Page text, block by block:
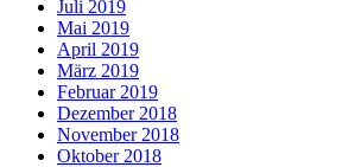
Juli 2019
Mai 2019
April 2019
März 2019
Februar 2019
Dezember 2018
November 2018
Oktober 2018